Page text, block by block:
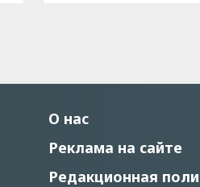
О нас
Реклама на сайте
Редакционная